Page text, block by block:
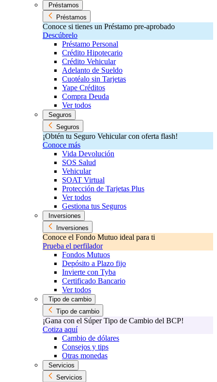
Préstamos
Préstamos
Conoce si tienes un Préstamo pre-aprobado
Descúbrelo
Préstamo Personal
Crédito Hipotecario
Crédito Vehicular
Adelanto de Sueldo
Cuotéalo sin Tarjetas
Yape Créditos
Compra Deuda
Ver todos
Seguros
Seguros
¡Obtén tu Seguro Vehicular con oferta flash!
Conoce más
Vida Devolución
SOS Salud
Vehicular
SOAT Virtual
Protección de Tarjetas Plus
Ver todos
Gestiona tus Seguros
Inversiones
Inversiones
Conoce el Fondo Mutuo ideal para ti
Prueba el perfilador
Fondos Mutuos
Depósito a Plazo fijo
Invierte con Tyba
Certificado Bancario
Ver todos
Tipo de cambio
Tipo de cambio
¡Gana con el Súper Tipo de Cambio del BCP!
Cotiza aquí
Cambio de dólares
Consejos y tips
Otras monedas
Servicios
Servicios